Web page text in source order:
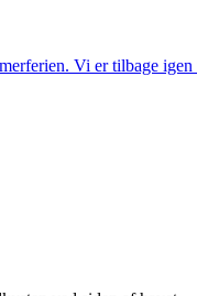
Vi er tilbage igen